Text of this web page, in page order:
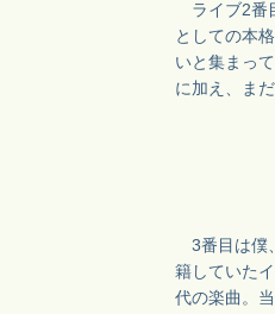
ライブ2番
としての本
いと集まっ
に加え、ま
3番目は僕
籍していた
代の楽曲。